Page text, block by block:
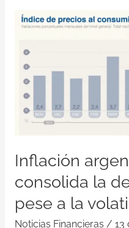
Inflación
consolida la
pese a la
Noticias Financieras / 13
Inflación
se
consolida
desaceleración
pese
volatilidad